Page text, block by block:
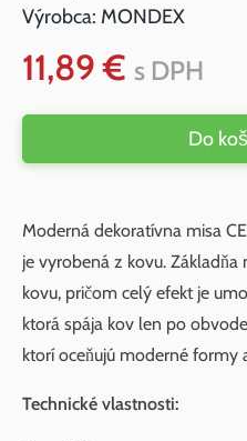
Výrobca: MONDEX
11,89 € s DPH
Do
Moderná dekoratívna misa
je vyrobená z kovu.
kovu, pričom celý efekt je
ktorá spája kov len po
ktorí oceňujú moderné formy
Technické vlastnosti: